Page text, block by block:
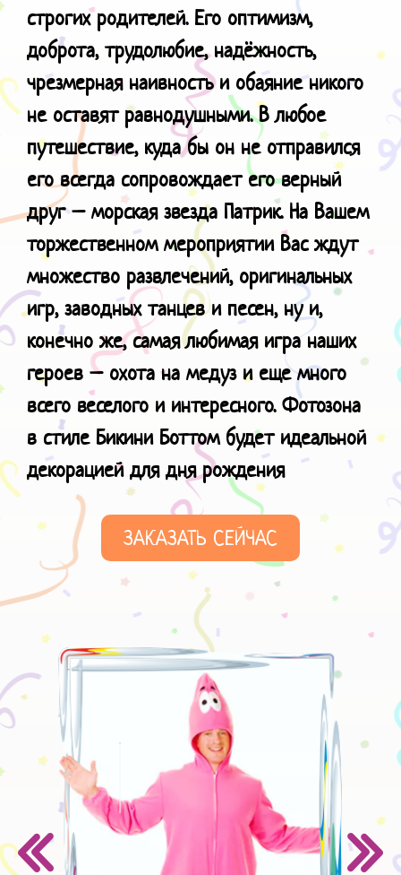
строгих родителей. Его оптимизм,
доброта, трудолюбие, надёжность,
чрезмерная наивность и обаяние никого
не оставят равнодушными. В любое
путешествие, куда бы он не отправился
его всегда сопровождает его верный
друг – морская звезда Патрик. На Вашем
торжественном мероприятии Вас ждут
множество развлечений, оригинальных
игр, заводных танцев и песен, ну и,
конечно же, самая любимая игра наших
героев – охота на медуз и еще много
всего веселого и интересного.Фотозона
в стиле Бикини Боттом будет идеальной
декорацией для дня рождения
ЗАКАЗАТЬ СЕЙЧАС